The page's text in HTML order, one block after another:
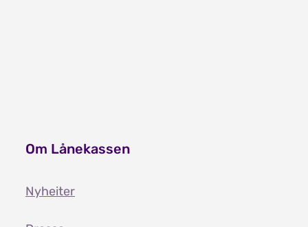
Om Lånekassen
Nyheiter